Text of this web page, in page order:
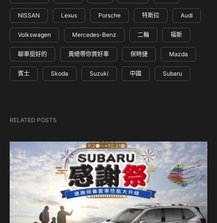
NISSAN Lexus Porsche 特斯拉 Audi
Volkswagen Mercedes-Benz 二輪 福斯
聊車挺好的 黃總帶你買好車 保時捷 Mazda
賓士 Skoda Suzuki 中國 Subaru
RELATED POSTS